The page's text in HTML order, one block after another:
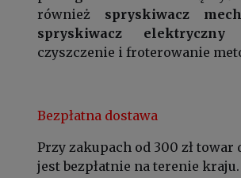
również spryskiwacz
spryskiwacz elektryczny
czyszczenie i froterowanie
Bezpłatna dostawa
Przy zakupach od 300 zł towar
jest bezpłatnie na terenie kraju.